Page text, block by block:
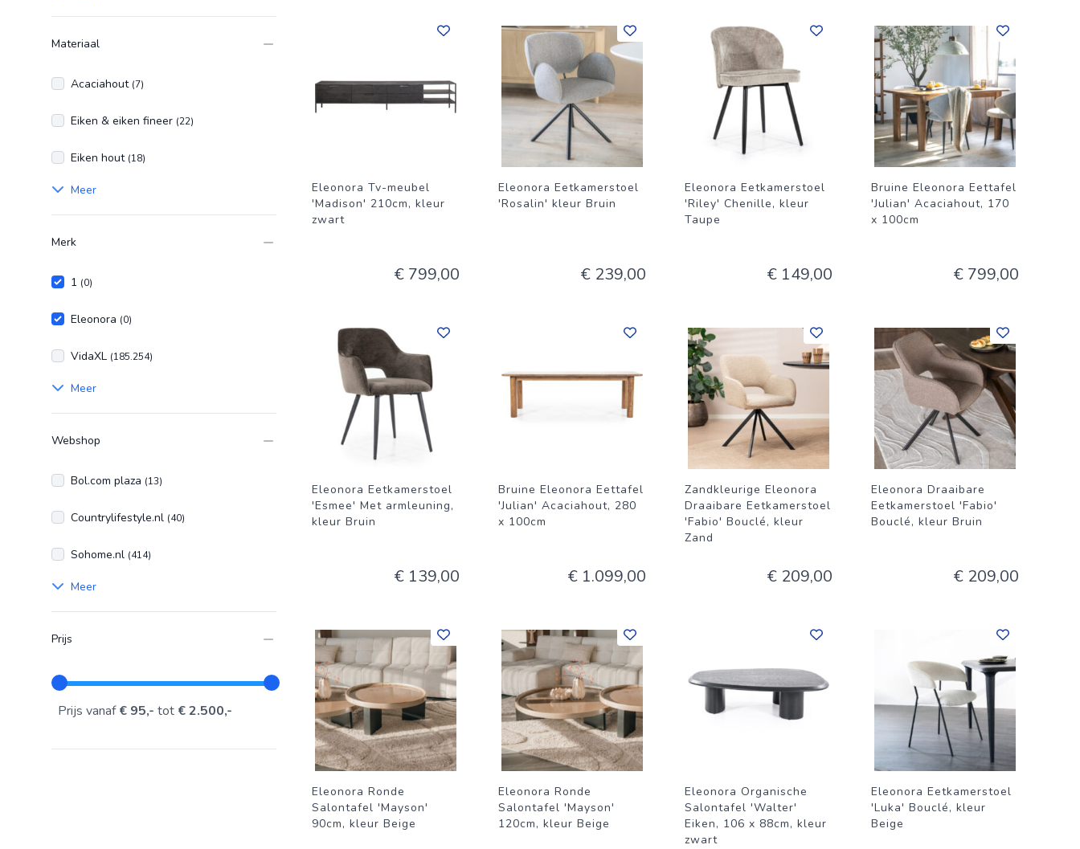
Materiaal
Acaciahout (7)
Eiken & eiken fineer (22)
Eiken hout (18)
Meer
Merk
1 (0)
Eleonora (0)
VidaXL (185.254)
Meer
Webshop
Bol.com plaza (13)
Countrylifestyle.nl (40)
Sohome.nl (414)
Meer
Prijs
Prijs vanaf€ 95,- tot € 2.500,-
Eleonora Tv-meubel
'Madison' 210cm, kleur
zwart
€ 799,00
Eleonora Eetkamerstoel
'Rosalin' kleur Bruin
€ 239,00
Eleonora Eetkamerstoel
'Riley' Chenille, kleur
Taupe
€ 149,00
Bruine Eleonora Eettafel
'Julian' Acaciahout, 170
x 100cm
€ 799,00
Eleonora Eetkamerstoel
'Esmee' Met armleuning,
kleur Bruin
€ 139,00
Bruine Eleonora Eettafel
'Julian' Acaciahout, 280
x 100cm
€ 1.099,00
Zandkleurige Eleonora
Draaibare Eetkamerstoel
'Fabio' Bouclé, kleur
Zand
€ 209,00
Eleonora Draaibare
Eetkamerstoel 'Fabio'
Bouclé, kleur Bruin
€ 209,00
Eleonora Ronde
Salontafel 'Mayson'
90cm, kleur Beige
Eleonora Ronde
Salontafel 'Mayson'
120cm, kleur Beige
Eleonora Organische
Salontafel 'Walter'
Eiken, 106 x 88cm, kleur
zwart
Eleonora Eetkamerstoel
'Luka' Bouclé, kleur
Beige